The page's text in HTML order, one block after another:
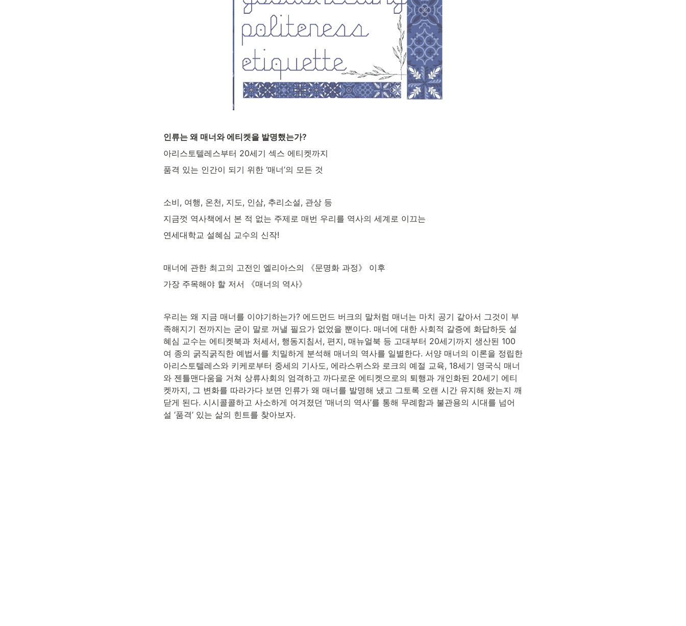
인류는 왜 매너와 에티켓을 발명했는가?
아리스토텔레스부터 20세기 섹스 에티켓까지
품격 있는 인간이 되기 위한 ‘매너’의 모든 것
소비, 여행, 온천, 지도, 인삼, 추리소설, 관상 등
지금껏 역사책에서 본 적 없는 주제로 매번 우리를 역사의 세계로 이끄는
연세대학교 설혜심 교수의 신작!
매너에 관한 최고의 고전인 엘리아스의 《문명화 과정》 이후
가장 주목해야 할 저서 《매너의 역사》
우리는 왜 지금 매너를 이야기하는가? 에드먼드 버크의 말처럼 매너는 마치 공기 같아서 그것이 부
족해지기 전까지는 굳이 말로 꺼낼 필요가 없었을 뿐이다. 매너에 대한 사회적 갈증에 화답하듯 설
혜심 교수는 에티켓북과 처세서, 행동지침서, 편지, 매뉴얼북 등 고대부터 20세기까지 생산된 100
여 종의 굵직굵직한 예법서를 치밀하게 분석해 매너의 역사를 일별한다. 서양 매너의 이론을 정립한
아리스토텔레스와 키케로부터 중세의 기사도, 에라스뮈스와 로크의 예절 교육, 18세기 영국식 매너
와 젠틀맨다움을 거쳐 상류사회의 엄격하고 까다로운 에티켓으로의 퇴행과 개인화된 20세기 에티
켓까지, 그 변화를 따라가다 보면 인류가 왜 매너를 발명해 냈고 그토록 오랜 시간 유지해 왔는지 깨
닫게 된다. 시시콜콜하고 사소하게 여겨졌던 ‘매너의 역사’를 통해 무례함과 불관용의 시대를 넘어
설 ‘품격’ 있는 삶의 힌트를 찾아보자.